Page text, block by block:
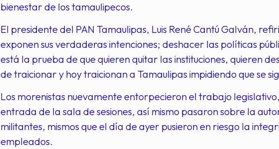
bienestar de los tamaulipecos.
El presidente del PAN Tamaulipas, Luis René Cantú Galván,
exponen sus verdaderas intenciones; deshacer las políticas
está la prueba de que quieren quitar las instituciones, quieren
de traicionar y hoy traicionan a Tamaulipas impidiendo que se
Los morenistas nuevamente entorpecieron el trabajo
entrada de la sala de sesiones, así mismo pasaron sobre la
militantes, mismos que el día de ayer pusieron en riesgo la
empleados.